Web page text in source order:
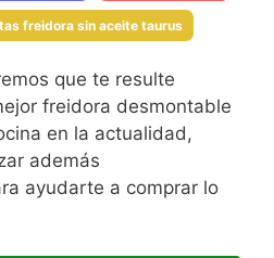
freidora sin aceite taurus
que te resulte
freidora desmontable
en la actualidad,
además
ayudarte a comprar lo